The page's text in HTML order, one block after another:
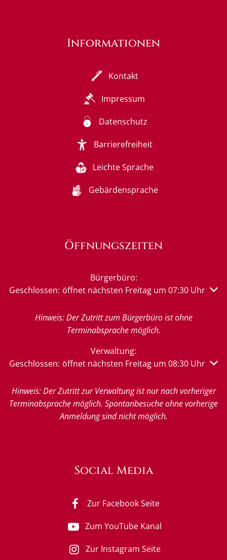
Informationen
Kontakt
Impressum
Datenschutz
Barrierefreiheit
Leichte Sprache
Gebärdensprache
Öffnungszeiten
Bürgerbüro:
Klicken, um weitere Öffnungs- oder Schließzeiten
Geschlossen: öffnet nächsten Freitag um 07:30 Uhr
Hinweis: Der Zutritt zum Bürgerbüro ist ohne
Terminabsprache möglich.
Verwaltung:
Klicken, um weitere Öffnungs- oder Schließzeiten
Geschlossen: öffnet nächsten Freitag um 08:30 Uhr
Hinweis: Der Zutritt zur Verwaltung ist nur nach vorheriger
Terminabsprache möglich. Spontanbesuche ohne vorherige
Anmeldung sind nicht möglich.
Social Media
Zur Facebook Seite
Zum YouTube Kanal
Zur Instagram Seite